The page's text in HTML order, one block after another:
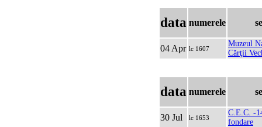
data numerele
04 Apr lc 1607
Muzeul
Cărţii
data numerele
30 Jul lc 1653
C.E.C. -
fondare